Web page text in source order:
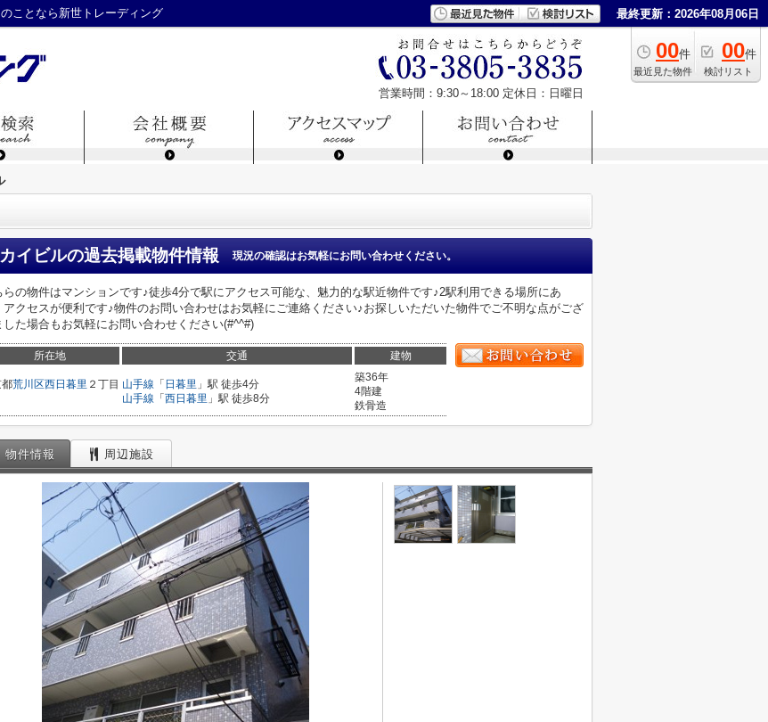
ことなら新世トレーディング 最終更新：2026年08月06日
00件
最近見た物件
00件
検討リスト
営業時間：9:30～18:00 定休日：日曜日
イビルの過去掲載物件情報 現況の確認はお気軽にお問い合わせください。
らの物件はマンションです♪徒歩4分で駅にアクセス可能な、魅力的な駅近物件です♪2駅利用できる場所にあ
アクセスが便利です♪物件のお問い合わせはお気軽にご連絡ください♪お探しいただいた物件でご不明な点がござ
した場合もお気軽にお問い合わせください(#^^#)
所在地 交通 建物
荒川区西日暮里 ２丁目 山手線 「 日暮里 」駅 徒歩4分
山手線 「 西日暮里 」駅 徒歩8分
築36年
4階建
鉄骨造
物件情報 周辺施設